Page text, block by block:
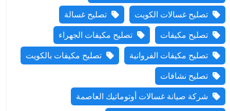
تصليح غسالات الكويت
تصليح غسالة
تصليح مكيفات
تصليح مكيفات الجهراء
تصليح مكيفات الفروانية
تصليح مكيفات بالكويت
تصليح نشافات
شركة صيانة غسالات أوتوماتيك العاصمة